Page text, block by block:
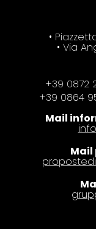
•
• Via
+39 0872
+39 0864
Mail